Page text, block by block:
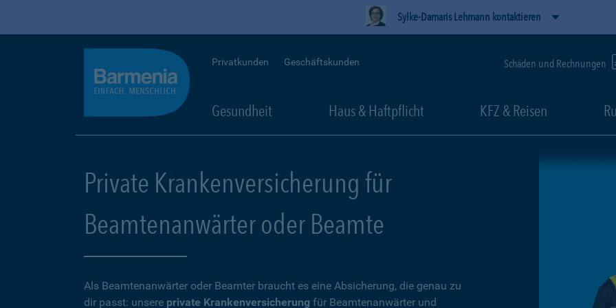
Sylke-Damaris Lehmann kontaktieren
Privatkunden Geschäftskunden Schäden und Rechnungen
Gesundheit Haus & Haftpflicht KFZ & Reisen
Private Krankenversicherung für
Beamtenanwärter oder Beamte
Als Beamtenanwärter oder Beamter braucht es eine Absicherung, die genau zu
dir passt: unsere private Krankenversicherung für Beamtenanwärter und